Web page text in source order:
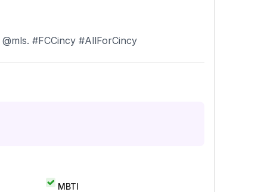
#FCCincy #AllForCincy
MBTI